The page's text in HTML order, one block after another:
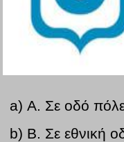
a) Α. Σε οδό
b) Β. Σε εθνική